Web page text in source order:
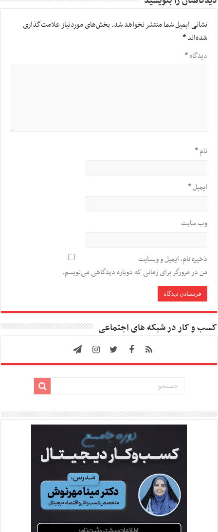
نشانی ایمیل شما منتشر نخواهد شد.بخش‌های موردنیاز علامت‌گذاری
شده‌اند*
دیدگاه*
نام*
ایمیل*
وب‌ سایت
ذخیره نام، ایمیل و وبسایت
من در مرورگر برای زمانی که دوباره دیدگاهی می‌نویسم.
کسب و کار در شبکه های اجتماعی